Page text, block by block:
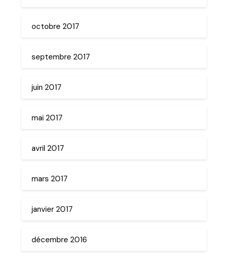
octobre 2017
septembre 2017
juin 2017
mai 2017
avril 2017
mars 2017
janvier 2017
décembre 2016